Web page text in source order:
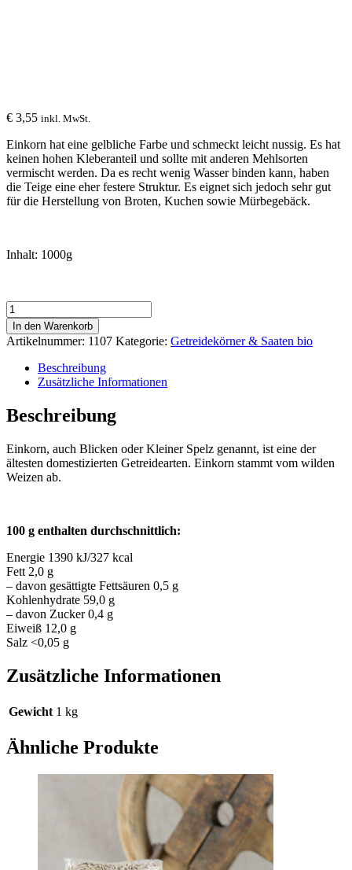
€ 3,55 inkl. MwSt.
Einkorn hat eine gelbliche Farbe und schmeckt leicht nussig. Es hat
keinen hohen Kleberanteil und sollte mit anderen Mehlsorten
vermischt werden. Da es recht wenig Wasser binden kann, haben
die Teige eine eher festere Struktur. Es eignet sich jedoch sehr gut
für die Herstellung von Broten, Kuchen sowie Mürbegebäck.
Inhalt: 1000g
Bio
Einkorn
Menge
In den Warenkorb
Artikelnummer: 1107 Kategorie: Getreidekörner & Saaten bio
Beschreibung
Zusätzliche Informationen
Beschreibung
Einkorn, auch Blicken oder Kleiner Spelz genannt, ist eine der
ältesten domestizierten Getreidearten. Einkorn stammt vom wilden
Weizen ab.
100 g enthalten durchschnittlich:
Energie 1390 kJ/327 kcal
Fett 2,0 g
– davon gesättigte Fettsäuren 0,5 g
Kohlenhydrate 59,0 g
– davon Zucker 0,4 g
Eiweiß 12,0 g
Salz <0,05 g
Zusätzliche Informationen
Gewicht 1 kg
Ähnliche Produkte